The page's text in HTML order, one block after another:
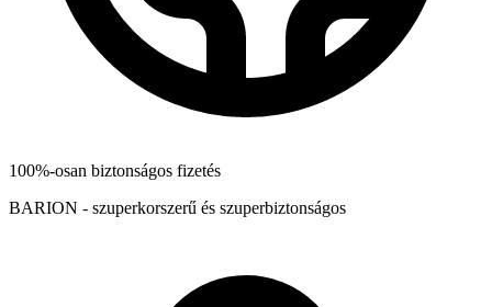
100%-osan biztonságos fizetés
BARION - szuperkorszerű és szuperbiztonságos